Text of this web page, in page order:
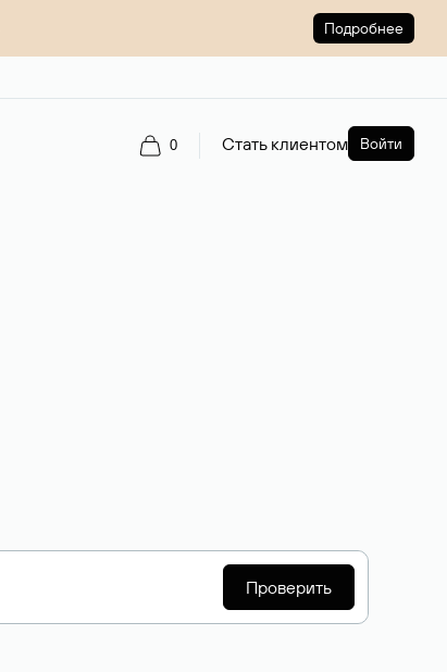
Подробнее
0 Стать клиентом Войти
Проверить